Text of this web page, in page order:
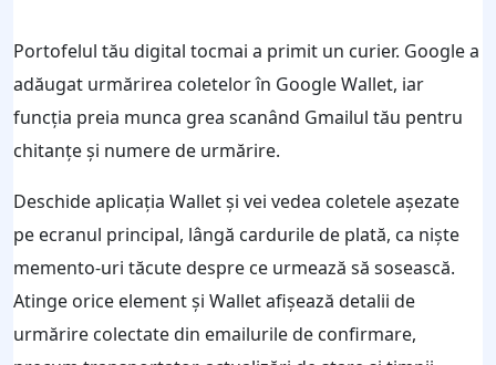
Portofelul tău digital tocmai a primit un curier. Google a
adăugat urmărirea coletelor în Google Wallet, iar
funcția preia munca grea scanând Gmailul tău pentru
chitanțe și numere de urmărire.
Deschide aplicația Wallet și vei vedea coletele așezate
pe ecranul principal, lângă cardurile de plată, ca niște
memento-uri tăcute despre ce urmează să sosească.
Atinge orice element și Wallet afișează detalii de
urmărire colectate din emailurile de confirmare,